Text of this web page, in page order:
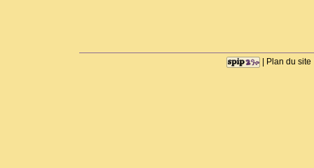
| Plan du site